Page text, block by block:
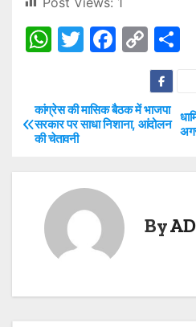
W
s
A
p
T
er
F
e
k
C
o
p
y
S
e
P
o
कांग्रेस की मासिक बैठक में भाजपा
सरकार पर साधा निशाना, आंदोलन
की चेतावनी
By